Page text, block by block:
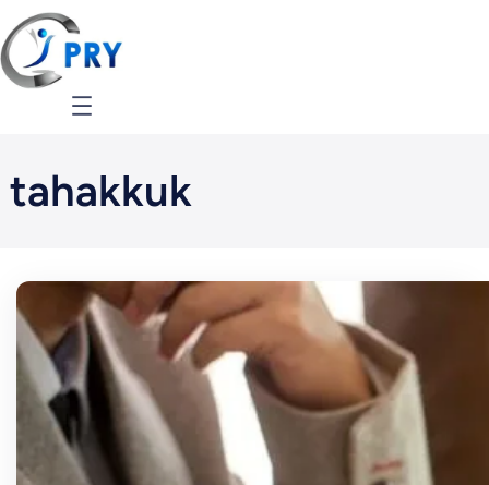
İçeriğe
geç
tahakkuk